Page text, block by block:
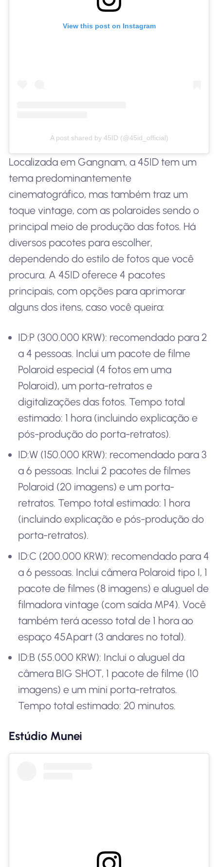
View this post on Instagram
A post shared by 45ID (@45id_official)
Localizada em Gangnam, a 45ID tem um
tema predominantemente
cinematográfico, mas também traz um
toque vintage, com as polaroides sendo o
principal meio de produção das fotos. Há
diversos pacotes para escolher,
dependendo do estilo de fotos que você
procura. A 45ID oferece 4 pacotes
principais, com opções para aprimorar
alguns dos itens, caso você queira:
ID:P (300.000 KRW): recomendado para 2
a 4 pessoas. Inclui um pacote de filme
Polaroid especial (4 fotos em uma
Polaroid), um porta-retratos e
digitalizações das fotos. Tempo total
estimado: 1 hora (incluindo explicação e
pós-produção do porta-retratos).
ID:W (150.000 KRW): recomendado para 3
a 6 pessoas. Inclui 2 pacotes de filmes
Polaroid (20 imagens) e um porta-
retratos. Tempo total estimado: 1 hora
(incluindo explicação e pós-produção do
porta-retratos).
ID:C (200.000 KRW): recomendado para 4
a 6 pessoas. Inclui câmera Polaroid tipo I, 1
pacote de filmes (8 imagens) e aluguel de
filmadora vintage (com saída MP4). Você
também terá acesso total de 1 hora ao
espaço 45Apart (3 andares no total).
ID:B (55.000 KRW): Inclui o aluguel da
câmera BIG SHOT, 1 pacote de filme (10
imagens) e um mini porta-retratos.
Tempo total estimado: 20 minutos.
Estúdio Munei